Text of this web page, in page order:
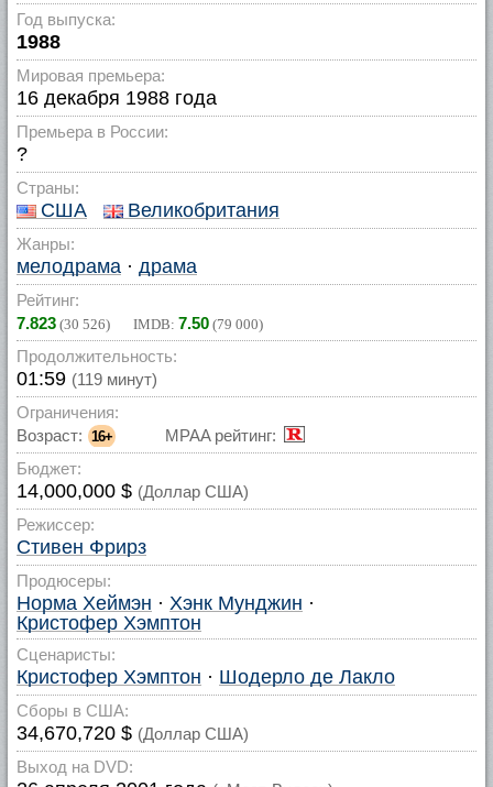
Год выпуска:
1988
Мировая премьера:
16 декабря 1988 года
Премьера в России:
?
Страны:
США Великобритания
Жанры:
мелодрама · драма
Рейтинг:
7.823 (30 526) IMDB: 7.50 (79 000)
Продолжительность:
01:59 (119 минут)
Ограничения:
Возраст: 16+
MPAA рейтинг:
Бюджет:
14,000,000 $ (Доллар США)
Режиссер:
Стивен Фрирз
Продюсеры:
Норма Хеймэн · Хэнк Мунджин ·
Кристофер Хэмптон
Сценаристы:
Кристофер Хэмптон · Шодерло де Лакло
Сборы в США:
34,670,720 $ (Доллар США)
Выход на DVD: